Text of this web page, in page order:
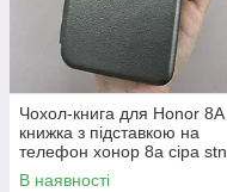
Чохол-книга для Honor 8A
книжка з підставкою на
телефон хонор 8а сіра stn
В наявності